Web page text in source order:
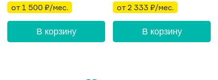
от 1 500 ₽/мес.
В корзину
от 2 333 ₽/мес.
В корзину